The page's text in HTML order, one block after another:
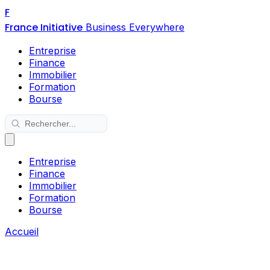
F
France Initiative Business Everywhere
Entreprise
Finance
Immobilier
Formation
Bourse
Entreprise
Finance
Immobilier
Formation
Bourse
Accueil